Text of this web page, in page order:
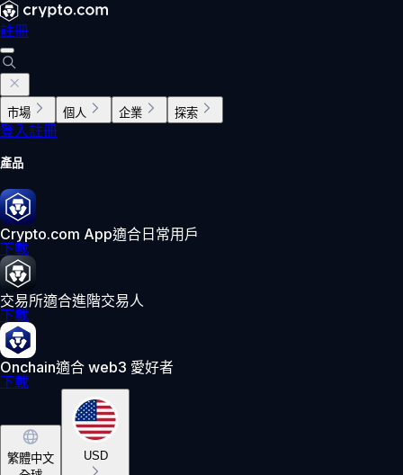
註冊
市場 個人 企業 探索
登入註冊
產品
Crypto.com App適合日常用戶
下載
交易所適合進階交易人
下載
Onchain適合 web3 愛好者
下載
繁體中文
USD